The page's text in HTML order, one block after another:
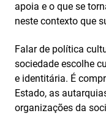
apoia e o que se
neste contexto que
Falar de política
sociedade escolhe
e identitária. É
Estado, as
organizações da